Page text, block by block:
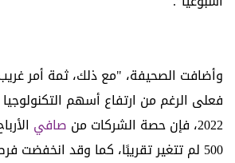
وأضافت الصحيفة، "مع ذلك، ثمة أمر
فعلى الرغم من ارتفاع أسهم
2022، فإن حصة الشركات من
صافي
500 لم تتغير تقريبًا، كما وقد